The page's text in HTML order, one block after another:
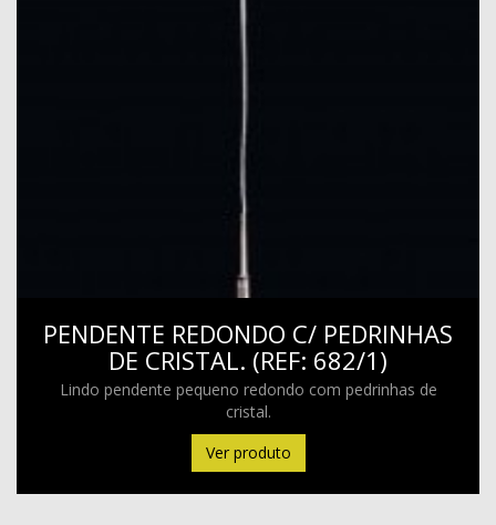
PENDENTE REDONDO C/ PEDRINHAS
DE CRISTAL. (REF: 682/1)
Lindo pendente pequeno redondo com pedrinhas de
cristal.
Ver produto